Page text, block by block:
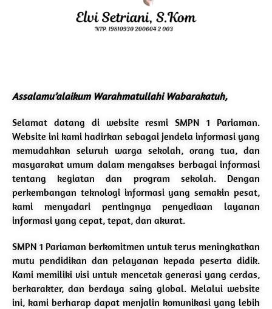
Assalamu’alaikum Warahmatullahi Wabarakatuh,
Selamat datang di website resmi SMPN 1 Pariaman.
Website ini kami hadirkan sebagai jendela informasi yang
memudahkan seluruh warga sekolah, orang tua, dan
masyarakat umum dalam mengakses berbagai informasi
tentang kegiatan dan program sekolah. Dengan
perkembangan teknologi informasi yang semakin pesat,
kami menyadari pentingnya penyediaan layanan
informasi yang cepat, tepat, dan akurat.
SMPN 1 Pariaman berkomitmen untuk terus meningkatkan
mutu pendidikan dan pelayanan kepada peserta didik.
Kami memiliki visi untuk mencetak generasi yang cerdas,
berkarakter, dan berdaya saing global. Melalui website
ini, kami berharap dapat menjalin komunikasi yang lebih